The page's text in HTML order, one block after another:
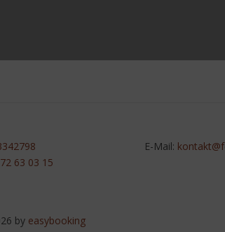
63 03 15
E-Mail:
by easybooking